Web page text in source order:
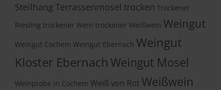
Steilhang Terrassenmosel trocken Trockener
Riesling trockener Wein trockener Weißwein Weingut
Weingut Cochem Weingut Ebernach Weingut
Kloster Ebernach Weingut Mosel
Weinprobe in Cochem Weiß von Rot Weißwein